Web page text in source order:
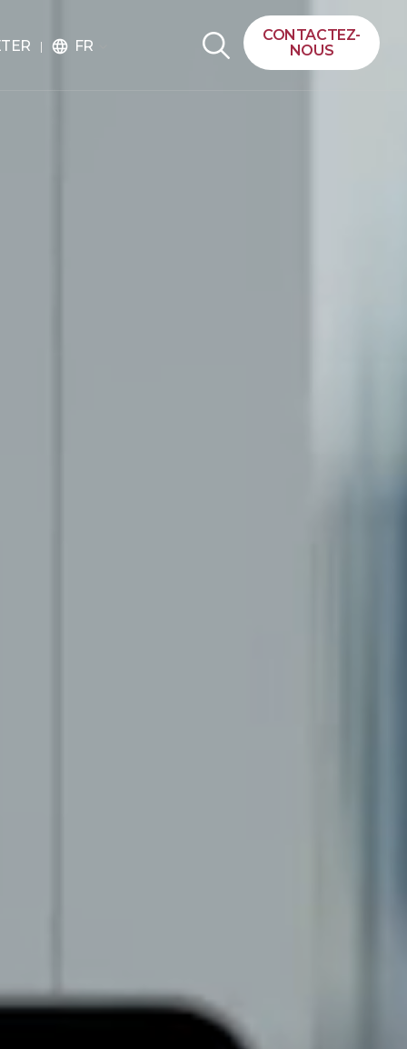
language FR
CONTACTEZ-
NOUS